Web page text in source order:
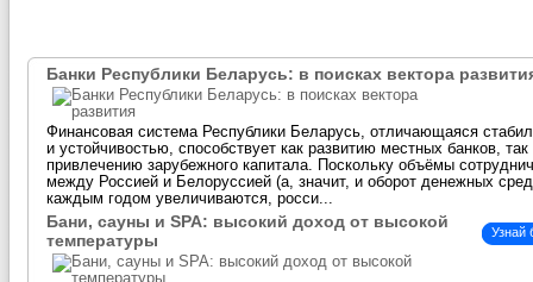
Банки Республики Беларусь: в поисках вектора
Финансовая система Республики Беларусь, отличающаяся
и устойчивостью, способствует как развитию местных банков, так
привлечению зарубежного капитала. Поскольку объёмы
между Россией и Белоруссией (а, значит, и оборот денежных
каждым годом увеличиваются, росси...
Узнай
Бани, сауны и SPA: высокий доход от высокой
температуры